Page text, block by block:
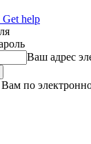
Get help
Ваш адрес
по